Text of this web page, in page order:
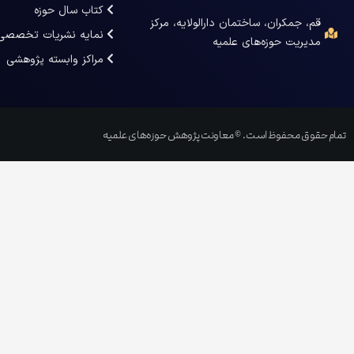
قم، جمکران، ساختمان دارالولایه، مرکز
مدیریت حوزه‌های علمیه
کتاب سال حوزه
نمایه نشریات
مراکز وابسته پژوهشی
تمام حقوق محفوظ است. © معاونت پژوهش حوزه‌های علمیه